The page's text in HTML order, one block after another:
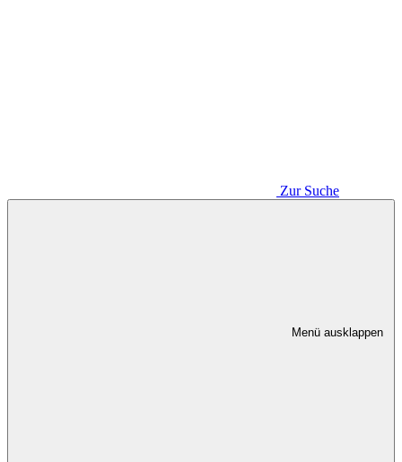
Zur Suche
Menü ausklappen